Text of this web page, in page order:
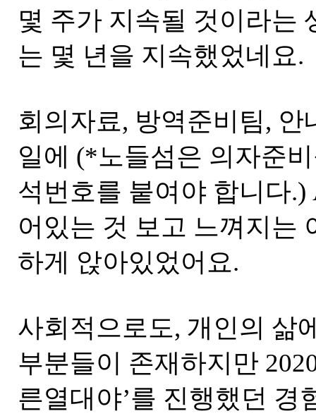
몇 주가 지속될 것이라는
는 몇 년을 지속했었네요.
회의자료, 방역준비팀,
일에 (*노들섬은 의자준
석번호를 붙여야 합니다.)
어있는 것 보고 느껴지는
하게 앉아있었어요.
사회적으로도, 개인의 삶
부분들이 존재하지만
른열대야’를 진행했던 경